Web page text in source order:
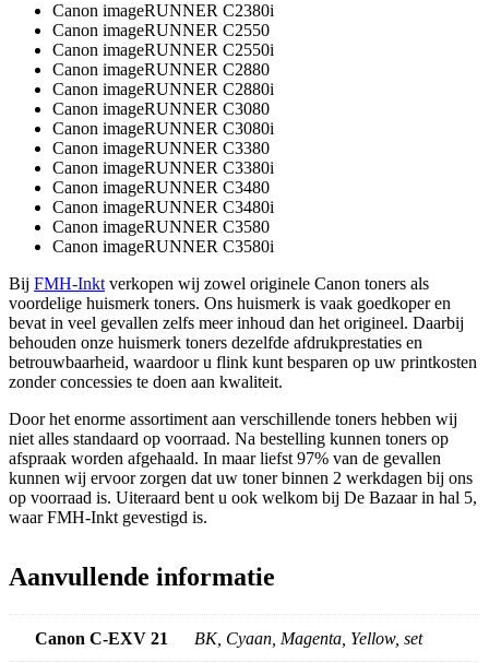
Canon imageRUNNER C2380i
Canon imageRUNNER C2550
Canon imageRUNNER C2550i
Canon imageRUNNER C2880
Canon imageRUNNER C2880i
Canon imageRUNNER C3080
Canon imageRUNNER C3080i
Canon imageRUNNER C3380
Canon imageRUNNER C3380i
Canon imageRUNNER C3480
Canon imageRUNNER C3480i
Canon imageRUNNER C3580
Canon imageRUNNER C3580i
Bij FMH-Inkt verkopen wij zowel originele Canon toners als
voordelige huismerk toners. Ons huismerk is vaak goedkoper en
bevat in veel gevallen zelfs meer inhoud dan het origineel. Daarbij
behouden onze huismerk toners dezelfde afdrukprestaties en
betrouwbaarheid, waardoor u flink kunt besparen op uw printkosten
zonder concessies te doen aan kwaliteit.
Door het enorme assortiment aan verschillende toners hebben wij
niet alles standaard op voorraad. Na bestelling kunnen toners op
afspraak worden afgehaald. In maar liefst 97% van de gevallen
kunnen wij ervoor zorgen dat uw toner binnen 2 werkdagen bij ons
op voorraad is. Uiteraard bent u ook welkom bij De Bazaarin hal 5,
waar FMH-Inkt gevestigd is.
Aanvullende informatie
Canon C-EXV 21 BK, Cyaan, Magenta, Yellow, set